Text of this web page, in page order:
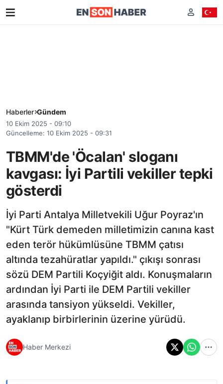
Haberler Gündem
10 Ekim 2025 - 09:10
Güncelleme: 10 Ekim 2025 - 09:31
TBMM'de 'Öcalan' sloganı
kavgası: İyi Partili vekiller tepki
gösterdi
İyi Parti Antalya Milletvekili Uğur Poyraz'ın
"Kürt Türk demeden milletimizin canına kast
eden terör hükümlüsüne TBMM çatısı
altında tezahüratlar yapıldı." çıkışı sonrası
sözü DEM Partili Koçyiğit aldı. Konuşmaların
ardından İyi Parti ile DEM Partili vekiller
arasında tansiyon yükseldi. Vekiller,
ayaklanıp birbirlerinin üzerine yürüdü.
Haber Merkezi